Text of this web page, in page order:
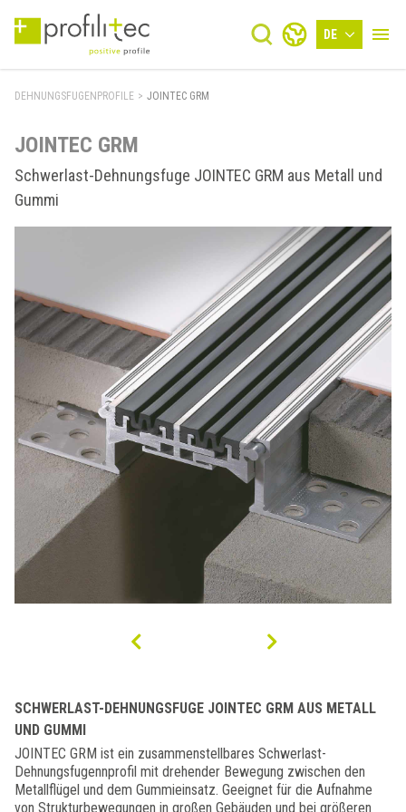
DE
DEHNUNGSFUGENPROFILE > JOINTEC GRM
JOINTEC GRM
Schwerlast-Dehnungsfuge JOINTEC GRM aus Metall und
Gummi
SCHWERLAST-DEHNUNGSFUGE JOINTEC GRM AUS METALL
UND GUMMI
JOINTEC GRM ist ein zusammenstellbares Schwerlast-
Dehnungsfugennprofil mit drehender Bewegung zwischen den
Metallflügel und dem Gummieinsatz. Geeignet für die Aufnahme
von Strukturbewegungen in großen Gebäuden und bei größeren